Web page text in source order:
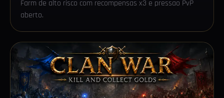
Farm de alto risco com recompensas x3 e pressao PvP
aberto.